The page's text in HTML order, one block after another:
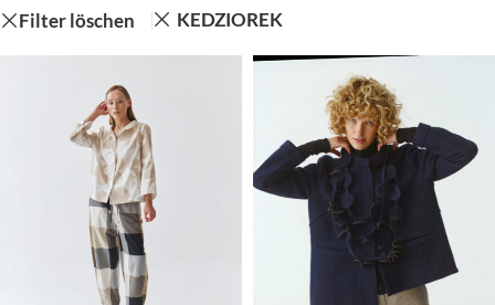
Filter löschen KEDZIOREK